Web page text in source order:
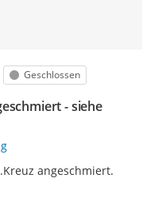
Status
Geschlossen
- siehe
angeschmiert.